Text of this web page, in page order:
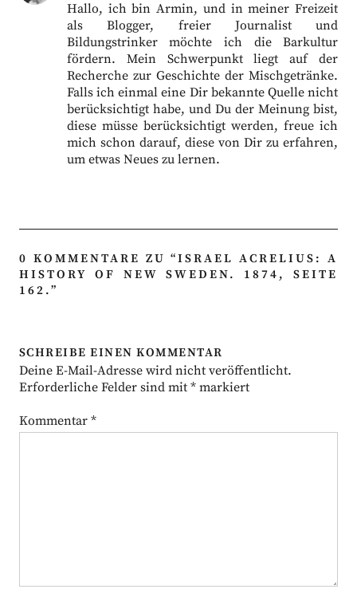
Hallo, ich bin Armin, und in meiner Freizeit
als Blogger, freier Journalist und
Bildungstrinker möchte ich die Barkultur
fördern. Mein Schwerpunkt liegt auf der
Recherche zur Geschichte der Mischgetränke.
Falls ich einmal eine Dir bekannte Quelle nicht
berücksichtigt habe, und Du der Meinung bist,
diese müsse berücksichtigt werden, freue ich
mich schon darauf, diese von Dir zu erfahren,
um etwas Neues zu lernen.
0 KOMMENTARE ZU “ISRAEL ACRELIUS: A
HISTORY OF NEW SWEDEN. 1874, SEITE
162.”
SCHREIBE EINEN KOMMENTAR
Deine E-Mail-Adresse wird nicht veröffentlicht.
Erforderliche Felder sind mit *markiert
Kommentar *